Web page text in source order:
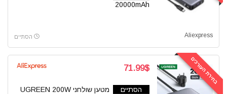
20000mAh
Aliexpress הסתיים
בחירת העורכים 71.99$
הסתיים
מטען שולחני UGREEN 200W